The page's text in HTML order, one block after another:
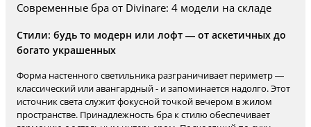
Современные бра от Divinare: 4 модели на складе
Стили: будь то модерн или лофт — от аскетичных до
богато украшенных
Форма настенного светильника разграничивает периметр —
классический или авангардный - и запоминается надолго. Этот
источник света служит фокусной точкой вечером в жилом
пространстве. Принадлежность бра к стилю обеспечивает